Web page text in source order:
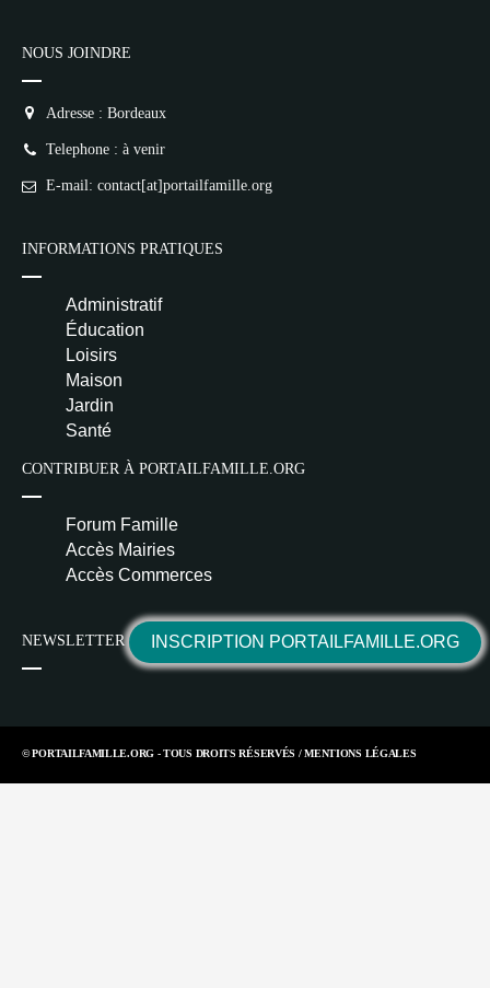
INSCRIPTION PORTAILFAMILLE.ORG
NOUS JOINDRE
Adresse : Bordeaux
Telephone : à venir
E-mail: contact[at]portailfamille.org
INFORMATIONS PRATIQUES
Administratif
Éducation
Loisirs
Maison
Jardin
Santé
CONTRIBUER À PORTAILFAMILLE.ORG
Forum Famille
Accès Mairies
Accès Commerces
NEWSLETTER
© PORTAILFAMILLE.ORG - TOUS DROITS RÉSERVÉS /MENTIONS LÉGALES